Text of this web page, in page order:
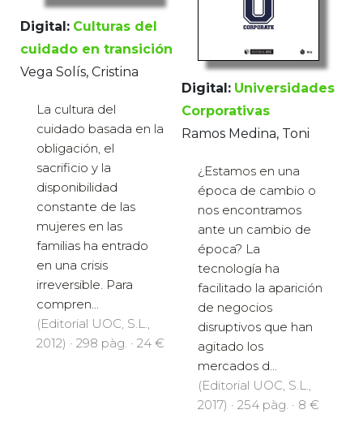
Digital: Culturas del
cuidado en transición
Vega Solís, Cristina
La cultura del
cuidado basada en la
obligación, el
sacrificio y la
disponibilidad
constante de las
mujeres en las
familias ha entrado
en una crisis
irreversible. Para
compren...
(Editorial UOC, S.L.,
2012) · 298 pàg. · 24 €
Digital: Universidades
Corporativas
Ramos Medina, Toni
¿Estamos en una
época de cambio o
nos encontramos
ante un cambio de
época? La
tecnología ha
facilitado la aparición
de negocios
disruptivos que han
agitado los
mercados d...
(Editorial UOC, S.L.,
2017) · 254 pàg. · 8 €